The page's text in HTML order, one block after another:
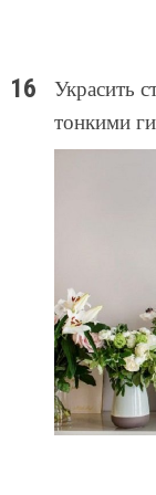
Украсить
тонкими